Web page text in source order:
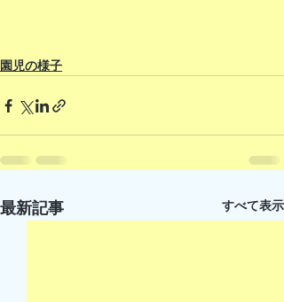
園児の様子
最新記事 すべて表示